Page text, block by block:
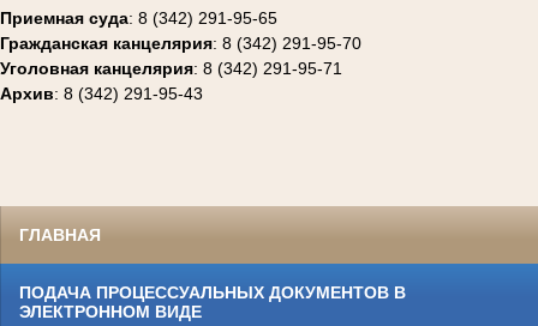
Приемная суда: 8 (342) 291-95-65
Гражданская канцелярия: 8 (342) 291-95-70
Уголовная канцелярия: 8 (342) 291-95-71
Архив: 8 (342) 291-95-43
ГЛАВНАЯ
ПОДАЧА ПРОЦЕССУАЛЬНЫХ ДОКУМЕНТОВ В
ЭЛЕКТРОННОМ ВИДЕ